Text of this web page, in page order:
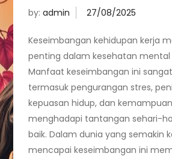
by:admin
Keseimbangan kehidupan kerja
penting dalam kesehatan mental
Manfaat keseimbangan ini
termasuk pengurangan stres,
kepuasan hidup, dan
menghadapi tantangan sehari-
baik. Dalam dunia yang semakin
mencapai keseimbangan ini